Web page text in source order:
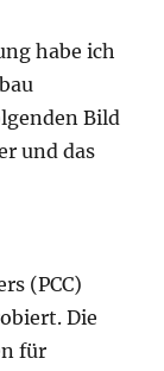
habe ich
Bild
und das
(PCC)
Die
für